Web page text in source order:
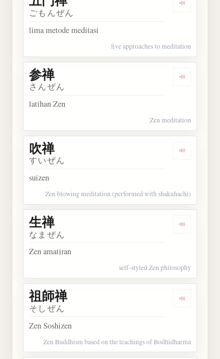
Dengarkan
ごもんぜん
lima metode meditasi
five approaches to meditation
Dengarkan
参禅
さんぜん
latihan Zen
Zen meditation
Dengarkan
吹禅
すいぜん
suizen
Zen blowing meditation (performed with shakuhachi)
Dengarkan
生禅
なまぜん
Zen amatiran
self-styled Zen philosophy
Dengarkan
祖師禅
そしぜん
Zen Soshizen
Zen Buddhism based on the teachings of Bodhidharma